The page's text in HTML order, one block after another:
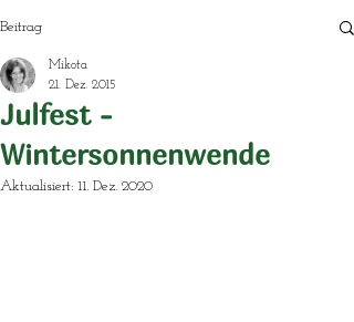
Beitrag
Julfest -
Wintersonnenwende
Mikota
21. Dez. 2015
Aktualisiert: 11. Dez. 2020